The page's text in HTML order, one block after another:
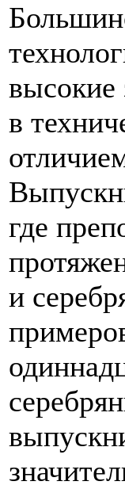
высокие
в
где
и